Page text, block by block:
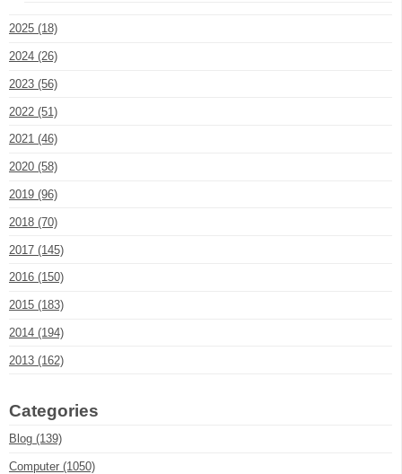
2025 (18)
2024 (26)
2023 (56)
2022 (51)
2021 (46)
2020 (58)
2019 (96)
2018 (70)
2017 (145)
2016 (150)
2015 (183)
2014 (194)
2013 (162)
Categories
Blog (139)
Computer (1050)